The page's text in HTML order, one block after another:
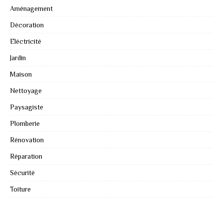
Aménagement
Décoration
Eléctricité
Jardin
Maison
Nettoyage
Paysagiste
Plomberie
Rénovation
Réparation
Sécurité
Toiture